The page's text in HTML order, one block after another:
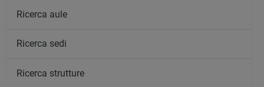
Ricerca aule
Ricerca sedi
Ricerca strutture